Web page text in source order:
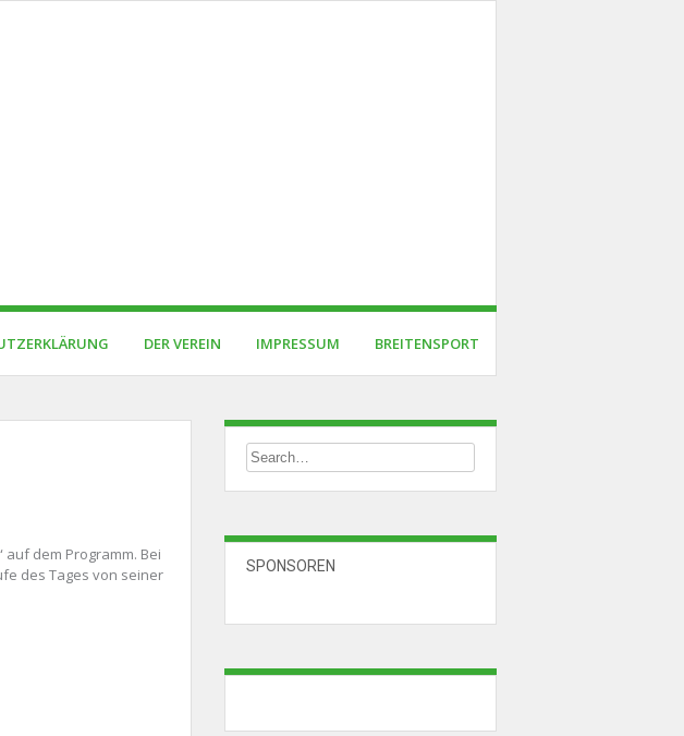
DER VEREIN IMPRESSUM BREITENSPORT
dem Programm. Bei
des Tages von seiner
SPONSOREN